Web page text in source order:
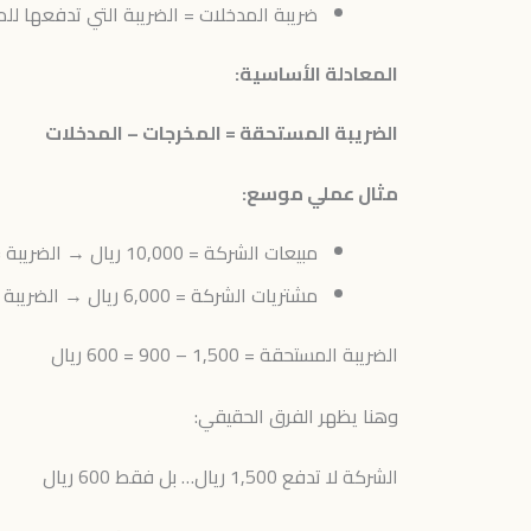
ضريبة المدخلات = الضريبة التي تدفعها
المعادلة الأساسية:
الضريبة المستحقة = المخرجات – المدخلات
مثال عملي موسع:
مبيعات الشركة = 10,000 ريال → الضريبة = 1,500
مشتريات الشركة = 6,000 ريال → الضريبة = 900
الضريبة المستحقة = 1,500 – 900 = 600 ريال
وهنا يظهر الفرق الحقيقي:
الشركة لا تدفع 1,500 ريال… بل فقط 600 ريال